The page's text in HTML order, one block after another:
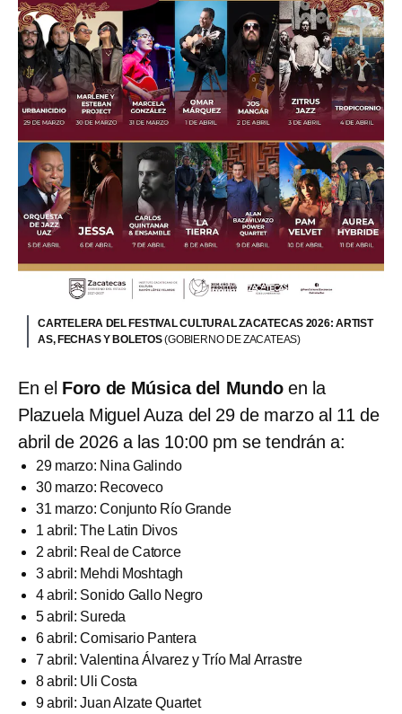
CARTELERA DEL FESTIVAL CULTURAL ZACATECAS 2026: ARTIST
AS, FECHAS Y BOLETOS(GOBIERNO DE ZACATEAS)
En el Foro de Música del Mundo en la
Plazuela Miguel Auza del 29 de marzo al 11 de
abril de 2026 a las 10:00 pm se tendrán a:
29 marzo: Nina Galindo
30 marzo: Recoveco
31 marzo: Conjunto Río Grande
1 abril: The Latin Divos
2 abril: Real de Catorce
3 abril: Mehdi Moshtagh
4 abril: Sonido Gallo Negro
5 abril: Sureda
6 abril: Comisario Pantera
7 abril: Valentina Álvarez y Trío Mal Arrastre
8 abril: Uli Costa
9 abril: Juan Alzate Quartet